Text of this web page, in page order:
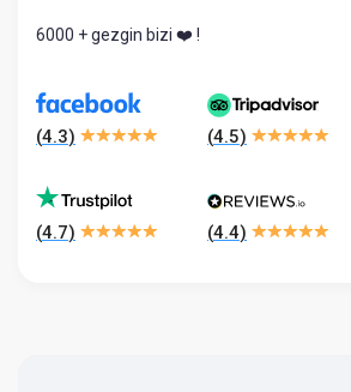
6000 + gezgin bizi ❤️ !
(4.3) (4.5)
(4.7) (4.4)